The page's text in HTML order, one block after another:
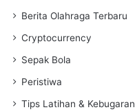
Berita Olahraga Terbaru
Cryptocurrency
Sepak Bola
Peristiwa
Tips Latihan & Kebugaran